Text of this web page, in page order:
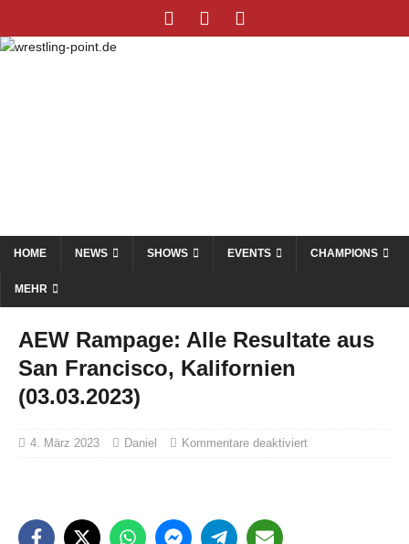
HOME NEWS SHOWS EVENTS CHAMPIONS
MEHR
AEW Rampage: Alle Resultate aus
San Francisco, Kalifornien
(03.03.2023)
4. März 2023 Daniel Kommentare deaktiviert